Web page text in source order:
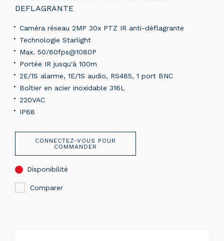
DEFLAGRANTE
Caméra réseau 2MP 30x PTZ IR anti-déflagrante
Technologie Starlight
Max. 50/60fps@1080P
Portée IR jusqu'à 100m
2E/1S alarme, 1E/1S audio, RS485, 1 port BNC
Boîtier en acier inoxidable 316L
220VAC
IP68
CONNECTEZ-VOUS POUR
COMMANDER
Disponibilité
Comparer